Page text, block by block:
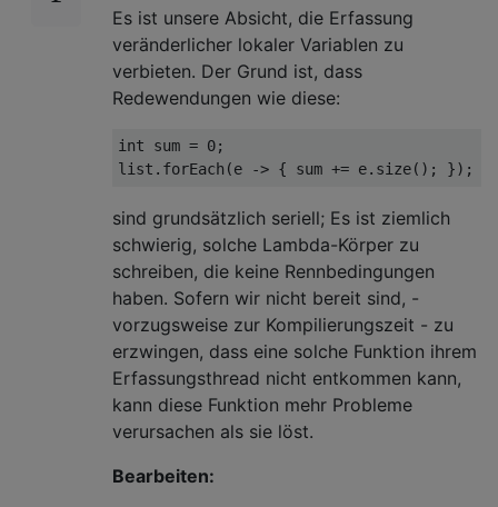
Es ist unsere Absicht, die Erfassung
veränderlicher lokaler Variablen zu
verbieten. Der Grund ist, dass
Redewendungen wie diese:
int sum = 0;
sind grundsätzlich seriell; Es ist ziemlich
schwierig, solche Lambda-Körper zu
schreiben, die keine Rennbedingungen
haben. Sofern wir nicht bereit sind, -
vorzugsweise zur Kompilierungszeit - zu
erzwingen, dass eine solche Funktion ihrem
Erfassungsthread nicht entkommen kann,
kann diese Funktion mehr Probleme
verursachen als sie löst.
Bearbeiten: